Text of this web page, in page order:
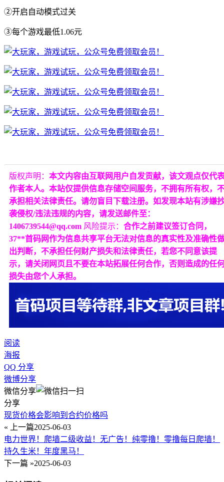
②开启自动模式过关
③每个游戏最低1.06元
版权声明： 本文内容由互联网用户自发贡献，该文观点仅代
作者本人。本站仅提供信息存储空间服务，不拥有所有权，
承担相关法律责任。请勿盲目下载注册。如发现本站有涉嫌
袭侵权/违法违规的内容，请发送邮件至：
1406739544@qq.com 风险提示： 合作之前建议签订合同，
37**首码网作为信息共享平台无法对信息的真实性及准确性
出判断，不承担任何财产损失和法律责任，若您不同意该提
示，请关闭网页且不要在本站拓展任何合作，否则造成的任
损失由您个人承担。
阅读
海报
QQ 分享
微博分享
微信分享
分享
现货价格会影响到合约价格吗
« 上一篇2025-06-03
电力世界！爬墙二级收益！无广告！纯零撸！零撸每日爬墙！
持久生米！年度黑马！
下一篇 »2025-06-03